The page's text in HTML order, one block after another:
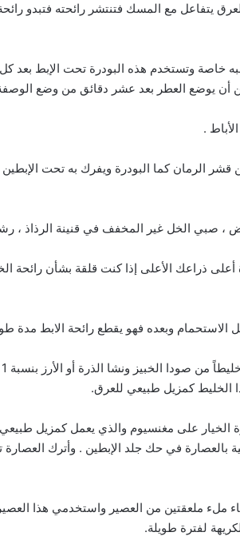
يتفاعل مع المسك فتنتشر رائحته فتبدو
خاصة وتستخدم هذه البودرة تحت الإبط بعد
يوضع العطر بعد عشر دقائق من وضع
الرمان كما البودرة ويفرك به تحت
، صبي الخل غير المخفف في قنينة الرذاذ
ذراعك الأعلى إذا كنت قلقة بشأن رائحة
الخليط كمزيل طبيعي للعرق.
الخيار على مغنسيوم والذي يعمل كمزيل
بالعصارة في حك جلد الإبطين . وأترك العصارة
ملء ملعقتين من العصير واستخدمي هذا
لفترة طويلة.
للوجه والشعر
الزيوت الأساسيّة
خلطة الشوفان